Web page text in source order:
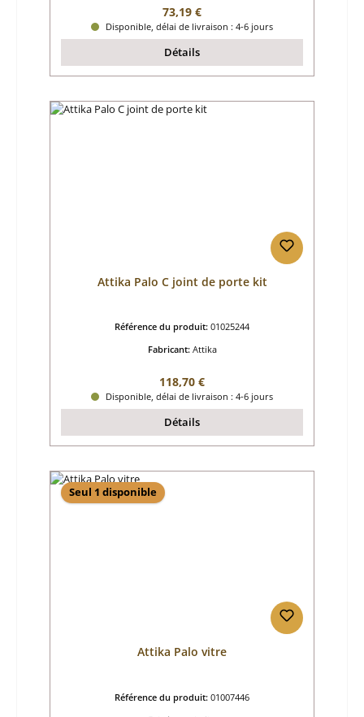
Prix régulier :
73,19 €
Disponible, délai de livraison : 4-6 jours
Détails
Attika Palo C joint de porte kit
Référence du produit: 01025244
Fabricant: Attika
Prix régulier :
118,70 €
Disponible, délai de livraison : 4-6 jours
Détails
Seul 1 disponible
Attika Palo vitre
Référence du produit: 01007446